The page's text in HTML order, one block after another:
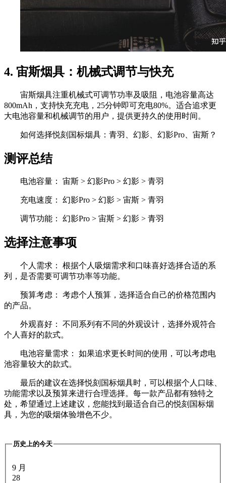
4. 宙斯烟具：机械式调节与快充
宙斯烟具注重机械式可调节功率及吸阻，电池容量高达
800mAh，支持快充充电，25分钟即可充电80%。适合追求更
大电池容量和机械调节的用户，提供更持久的使用时间。
如何选择悦刻国标烟具：青羽、幻影、幻影Pro、宙斯？
测评总结
电池容量： 宙斯 > 幻影Pro > 幻影 > 青羽
充电速度： 幻影Pro > 幻影 > 宙斯 > 青羽
调节功能： 幻影Pro > 宙斯 > 幻影 > 青羽
选择注意事项
个人需求： 根据个人吸烟需求和口味喜好选择合适的系
列，是否需要可调节功率等功能。
预算考虑： 考虑个人预算，选择适合自己的价格范围内
的产品。
外观喜好： 不同系列有不同的外观设计，选择外观符合
个人喜好的款式。
电池容量需求： 如果追求更长时间的使用，可以考虑电
池容量较大的款式。
最后的建议在选择悦刻国标烟具时，可以根据个人口味、
功能需求以及预算来进行合理选择。每一款产品都有独特之
处，希望通过上述建议，您能找到最适合自己的悦刻国标烟
具，为您的吸烟体验增色不少。
历史上的今天
9 月
28